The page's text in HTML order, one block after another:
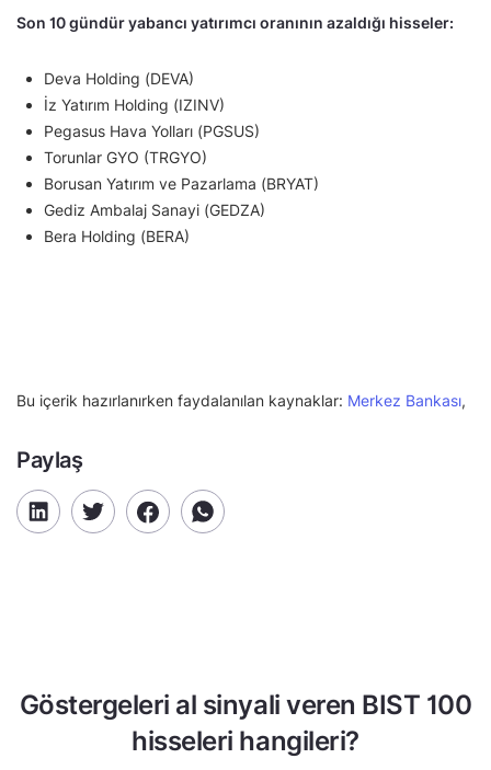
Son 10 gündür yabancı yatırımcı oranının azaldığı hisseler:
Deva Holding (DEVA)
İz Yatırım Holding (IZINV)
Pegasus Hava Yolları (PGSUS)
Torunlar GYO (TRGYO)
Borusan Yatırım ve Pazarlama (BRYAT)
Gediz Ambalaj Sanayi (GEDZA)
Bera Holding (BERA)
Bu içerik hazırlanırken faydalanılan kaynaklar: Merkez Bankası,
Paylaş
Göstergeleri al sinyali veren BIST 100
hisseleri hangileri?